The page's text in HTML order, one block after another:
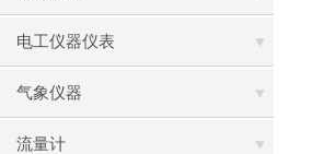
电工仪器仪表
气象仪器
流量计